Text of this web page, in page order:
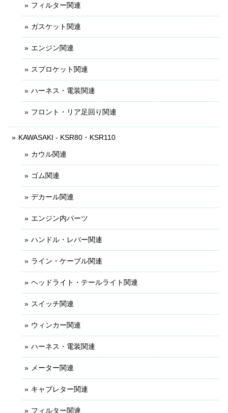
フィルター関連
ガスケット関連
エンジン関連
スプロケット関連
ハーネス・電装関連
フロント・リア足回り関連
KAWASAKI - KSR80・KSR110
カウル関連
ゴム関連
デカール関連
エンジン内パーツ
ハンドル・レバー関連
ライン・ケーブル関連
ヘッドライト・テールライト関連
スイッチ関連
ウィンカー関連
ハーネス・電装関連
メーター関連
キャブレター関連
フィルター関連